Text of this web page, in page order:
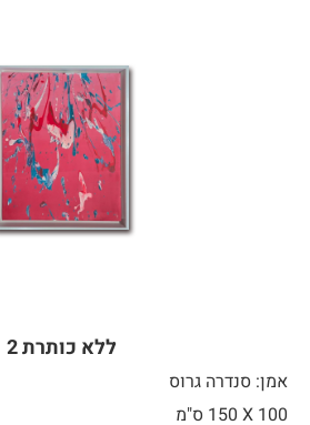
ללא כותרת 2
אמן: סנדרה גרוס
100 X